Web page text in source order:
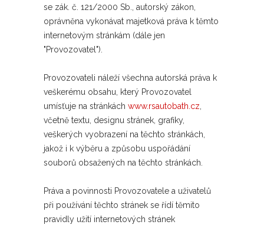
se zák. č. 121/2000 Sb., autorský zákon,
oprávněna vykonávat majetková práva k těmto
internetovým stránkám (dále jen
"Provozovatel").
Provozovateli náleží všechna autorská práva k
veškerému obsahu, který Provozovatel
umísťuje na stránkách www.rsautobath.cz,
včetně textu, designu stránek, grafiky,
veškerých vyobrazení na těchto stránkách,
jakož i k výběru a způsobu uspořádání
souborů obsažených na těchto stránkách.
Práva a povinnosti Provozovatele a uživatelů
při používání těchto stránek se řídí těmito
pravidly užití internetových stránek